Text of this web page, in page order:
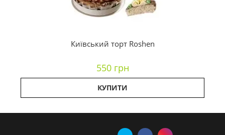
Київський торт Roshen
550 грн
КУПИТИ